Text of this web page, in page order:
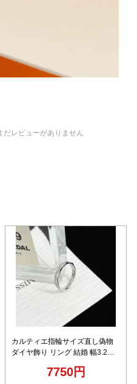
だレビューがありません
カルティエ指輪サイズ直し偽物
ダイヤ飾り リング 結婚 幅3.2mm
7750円